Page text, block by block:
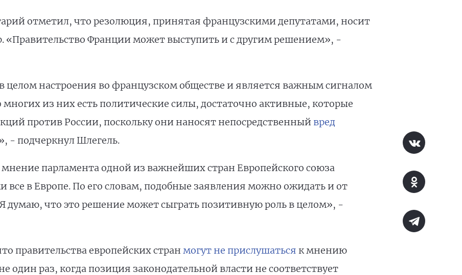
отметил, что резолюция, принятая французскими депутатами, носит
«Правительство Франции может выступить и с другим решением», -
целом настроения во французском обществе и является важным сигналом
многих из них есть политические силы, достаточно активные, которые
против России, поскольку они наносят непосредственный вред
- подчеркнул Шлегель.
парламента одной из важнейших стран Европейского союза
все в Европе. По его словам, подобные заявления можно ожидать и от
думаю, что это решение может сыграть позитивную роль в целом», -
правительства европейских стран могут не прислушаться к мнению
один раз, когда позиция законодательной власти не соответствует